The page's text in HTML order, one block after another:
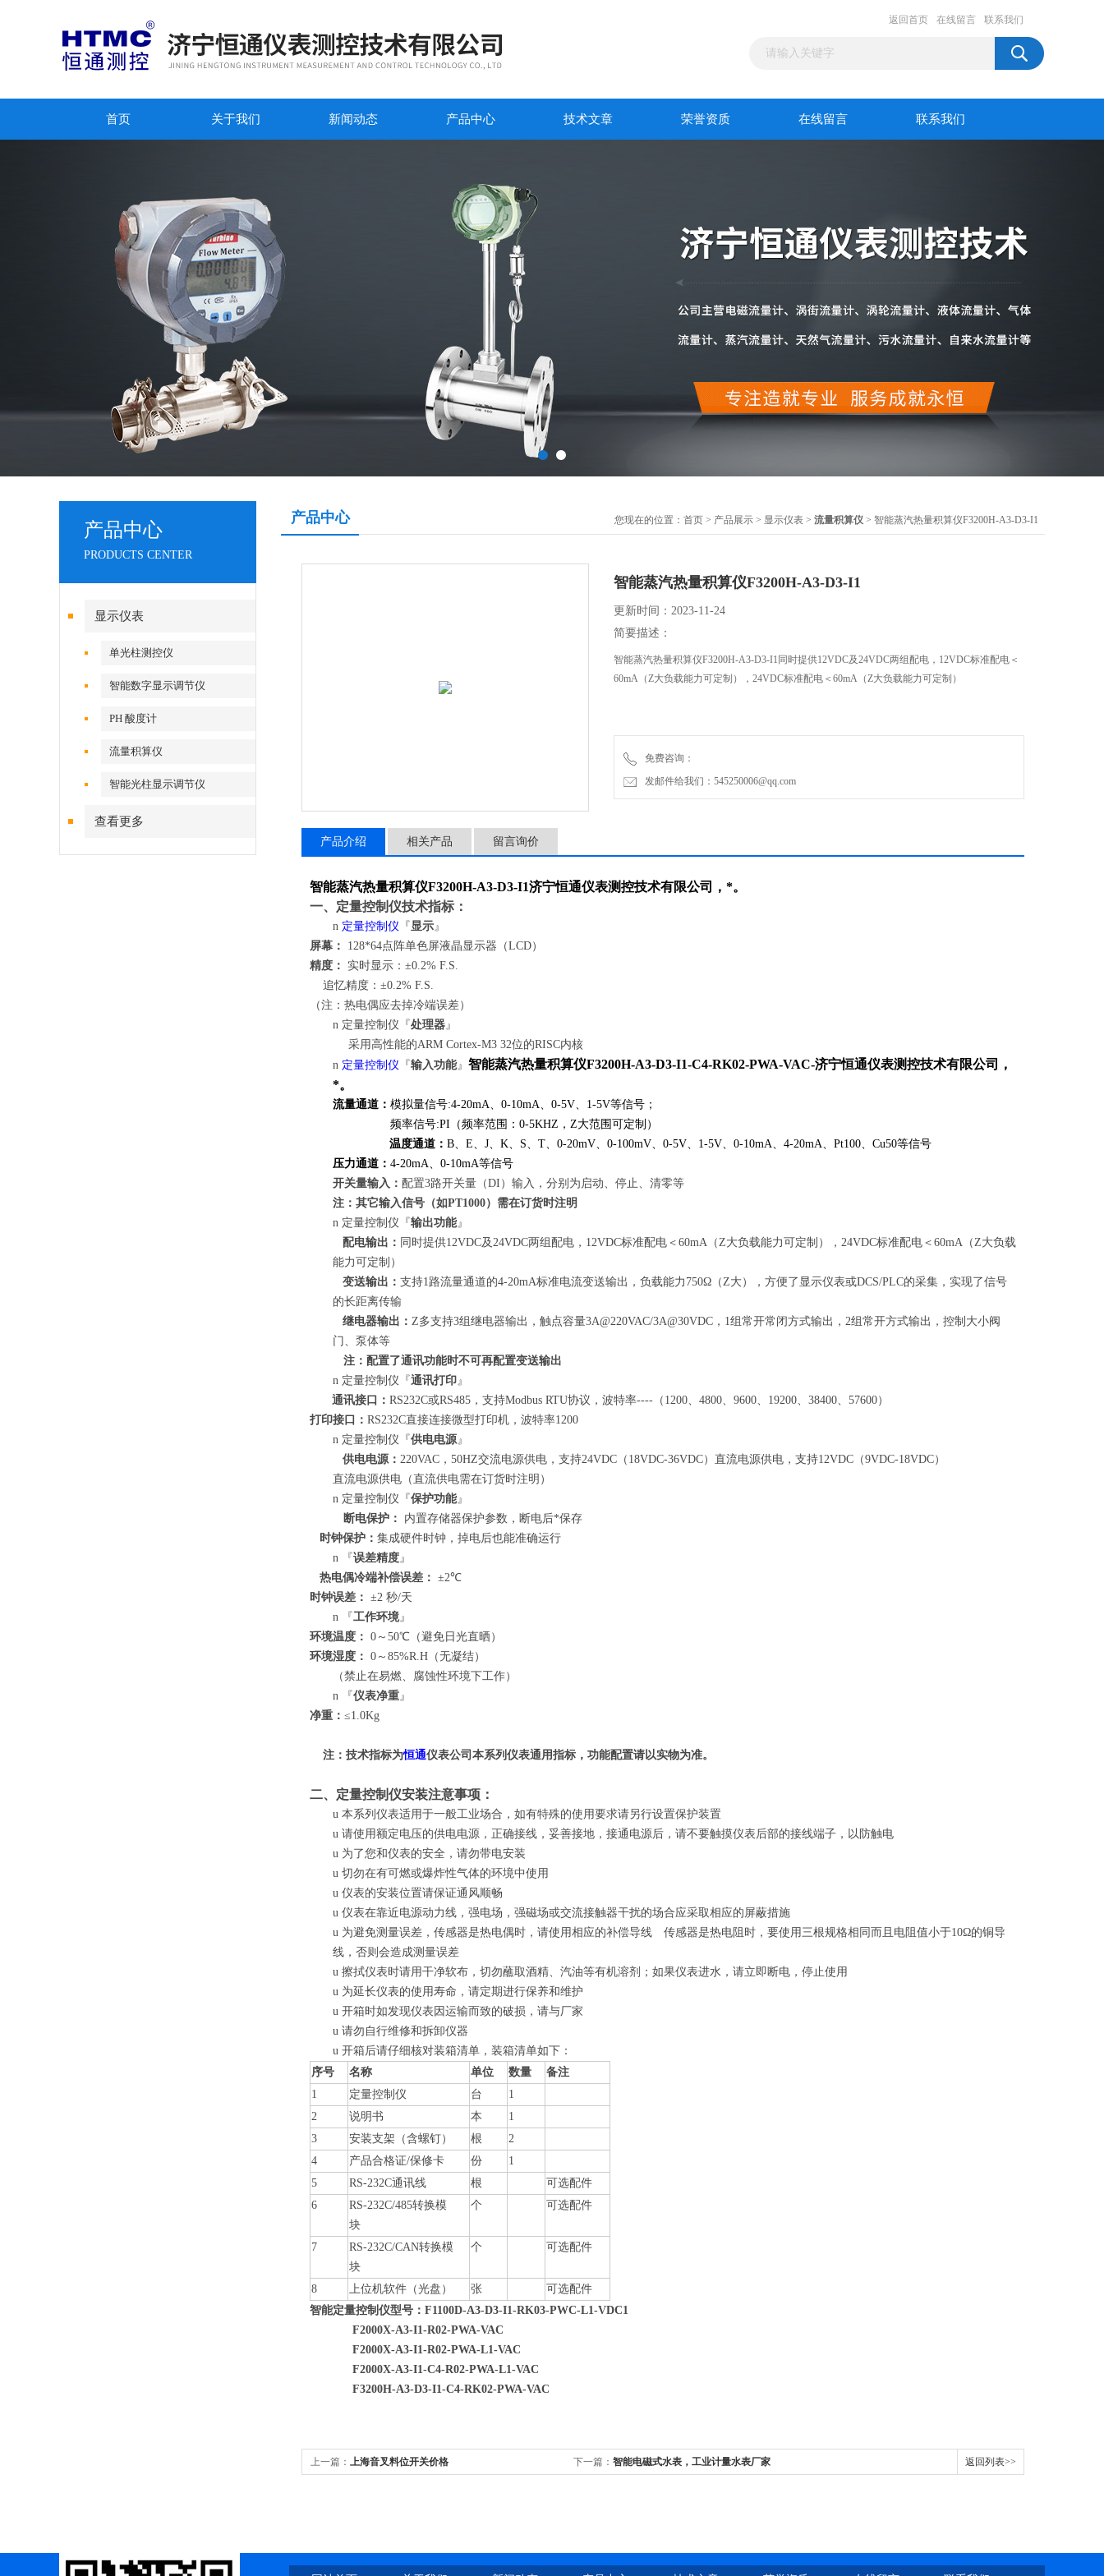
返回首页 在线留言 联系我们
首页 关于我们 新闻动态 产品中心 技术文章 荣誉资质 在线留言 联系我们
产品中心
PRODUCTS CENTER
显示仪表
单光柱测控仪
智能数字显示调节仪
PH 酸度计
流量积算仪
智能光柱显示调节仪
查看更多
产品中心 您现在的位置： 首页 > 产品展示 > 显示仪表 > 流量积算仪 > 智能蒸汽热量积算仪F3200H-A3-D3-I1
智能蒸汽热量积算仪F3200H-A3-D3-I1
更新时间：2023-11-24
简要描述：
智能蒸汽热量积算仪F3200H-A3-D3-I1同时提供12VDC及24VDC两组配电，12VDC标准配电＜
60mA（Z大负载能力可定制），24VDC标准配电＜60mA（Z大负载能力可定制）
免费咨询：
发邮件给我们：545250006@qq.com
产品介绍 相关产品 留言询价
智能蒸汽热量积算仪F3200H-A3-D3-I1济宁恒通仪表测控技术有限公司，*。
一、 定量控制仪技术指标 ：
n 定量控制仪 『显示』
屏幕： 128*64点阵单色屏液晶显示器（LCD）
精度：
实时显示：±0.2% F.S.
追忆精度：±0.2% F.S.
（注：热电偶应去掉冷端误差）
n 定量控制仪 『处理器』
采用高性能的ARM Cortex-M3 32位的RISC内核
n 定量控制仪 『输入功能』 智能蒸汽热量积算仪F3200H-A3-D3-I1-C4-RK02-PWA-VAC-济宁恒通仪表测控技术有限公司，
*。
流量通道： 模拟量信号:4-20mA、0-10mA、0-5V、1-5V等信号；
频率信号:PI（频率范围：0-5KHZ，Z大范围可定制）
温度通道： B、E、J、K、S、T、0-20mV、0-100mV、0-5V、1-5V、0-10mA、4-20mA、Pt100、Cu50等信号
压力通道： 4-20mA、0-10mA等信号
开关量输入： 配置3路开关量（DI）输入，分别为启动、停止、清零等
注：其它输入信号（如PT1000）需在订货时注明
n 定量控制仪 『输出功能』
配电输出： 同时提供12VDC及24VDC两组配电，12VDC标准配电＜60mA（Z大负载能力可定制），24VDC标准配电＜60mA（Z大负载
能力可定制）
变送输出： 支持1路流量通道的4-20mA标准电流变送输出，负载能力750Ω（Z大），方便了显示仪表或DCS/PLC的采集，实现了信号
的长距离传输
继电器输出： Z多支持3组继电器输出，触点容量3A@220VAC/3A@30VDC，1组常开常闭方式输出，2组常开方式输出，控制大小阀
门、泵体等
注：配置了通讯功能时不可再配置变送输出
n 定量控制仪 『通讯打印』
通讯接口：RS232C或RS485，支持Modbus RTU协议，波特率----（1200、4800、9600、19200、38400、57600）
打印接口： RS232C直接连接微型打印机，波特率1200
n 定量控制仪 『供电电源』
供电电源： 220VAC，50HZ交流电源供电，支持24VDC（18VDC-36VDC）直流电源供电，支持12VDC（9VDC-18VDC）
直流电源供电（直流供电需在订货时注明）
n 定量控制仪 『保护功能』
断电保护：
内置存储器保护参数，断电后*保存
时钟保护： 集成硬件时钟，掉电后也能准确运行
n
『误差精度』
热电偶冷端补偿误差： ±2℃
时钟误差： ±2 秒/天
n
『工作环境』
环境温度： 0～50℃（避免日光直晒）
环境湿度： 0～85%R.H（无凝结）
（禁止在易燃、腐蚀性环境下工作）
n
『仪表净重』
净重： ≤1.0Kg
注：技术指标为恒通仪表公司 本系列仪表通用指标，功能配置请以实物为准。
二、定量控制仪安装注意事项 ：
u 本系列仪表适用于一般工业场合，如有特殊的使用要求请另行设置保护装置
u 请使用额定电压的供电电源，正确接线，妥善接地，接通电源后，请不要触摸仪表后部的接线端子，以防触电
u 为了您和仪表的安全，请勿带电安装
u 切勿在有可燃或爆炸性气体的环境中使用
u 仪表的安装位置请保证通风顺畅
u 仪表在靠近电源动力线，强电场，强磁场或交流接触器干扰的场合应采取相应的屏蔽措施
u 为避免测量误差，传感器是热电偶时，请使用相应的补偿导线 传感器是热电阻时，要使用三根规格相同而且电阻值小于10Ω的铜导
线，否则会造成测量误差
u 擦拭仪表时请用干净软布，切勿蘸取酒精、汽油等有机溶剂；如果仪表进水，请立即断电，停止使用
u 为延长仪表的使用寿命，请定期进行保养和维护
u 开箱时如发现仪表因运输而致的破损，请与厂家
u 请勿自行维修和拆卸仪器
u 开箱后请仔细核对装箱清单，装箱清单如下：
序号
名称 单位 数量
备注
1
定量控制仪 台
1
2
说明书 本
1
3
安装支架（含螺钉） 根
2
4
产品合格证/保修卡 份
1
5
RS-232C通讯线 根
可选配件
6
RS-232C/485转换模
块
个 可选配件
7
RS-232C/CAN转换模
块
个 可选配件
8 上位机软件（光盘） 张
可选配件
智能定量控制仪型号： F1100D-A3-D3-I1-RK03-PWC-L1-VDC1
F2000X-A3-I1-R02-PWA-VAC
F2000X-A3-I1-R02-PWA-L1-VAC
F2000X-A3-I1-C4-R02-PWA-L1-VAC
F3200H-A3-D3-I1-C4-RK02-PWA-VAC
上一篇： 上海音叉料位开关价格 下一篇： 智能电磁式水表，工业计量水表厂家 返回列表>>